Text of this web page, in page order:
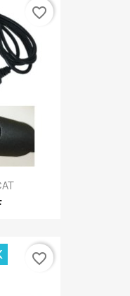
favorite_border
favorite_border